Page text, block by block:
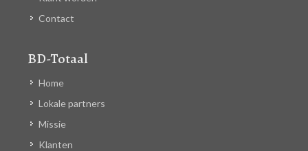
Contact
BD-Totaal
Home
Lokale partners
Missie
Klanten